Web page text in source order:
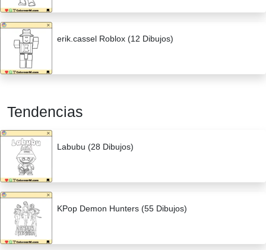
erik.cassel Roblox (12 Dibujos)
Tendencias
Labubu (28 Dibujos)
KPop Demon Hunters (55 Dibujos)